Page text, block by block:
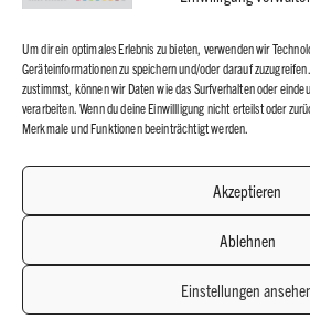
Um dir ein optimales Erlebnis zu bieten, verwenden wir
Geräteinformationen zu speichern und/oder darauf
zustimmst, können wir Daten wie das Surfverhalten oder
verarbeiten. Wenn du deine Einwillligung nicht erteilst oder
Merkmale und Funktionen beeinträchtigt werden.
Akzeptieren
Ablehnen
Einstellungen